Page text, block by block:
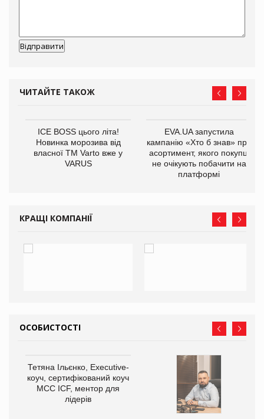
ЧИТАЙТЕ ТАКОЖ
ICE BOSS цього літа!
Новинка морозива від
власної ТМ Varto вже у
VARUS
EVA.UA запустила
кампанію «Хто б знав» про
асортимент, якого покупці
не очікують побачити на
платформі
КРАЩІ КОМПАНІЇ
ОСОБИСТОСТІ
Тетяна Ільєнко, Executive-
коуч, сертифікований коуч
МСС ICF, ментор для
лідерів